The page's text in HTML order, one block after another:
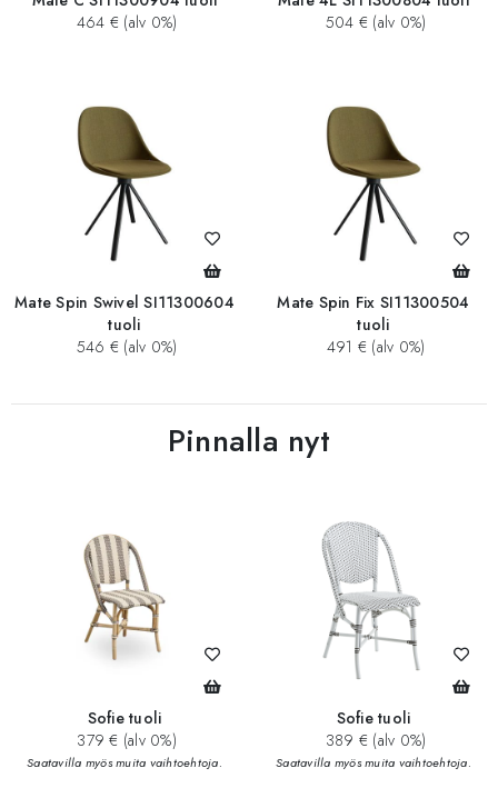
464 € (alv 0%)
504 € (alv 0%)
Mate Spin Swivel SI11300604
tuoli
546 € (alv 0%)
Mate Spin Fix SI11300504
tuoli
491 € (alv 0%)
Pinnalla nyt
Sofie tuoli
379 € (alv 0%)
Saatavilla myös muita vaihtoehtoja.
Sofie tuoli
389 € (alv 0%)
Saatavilla myös muita vaihtoehtoja.